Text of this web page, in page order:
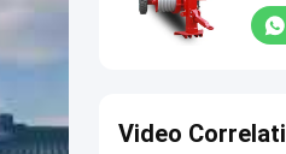
Video Correlati